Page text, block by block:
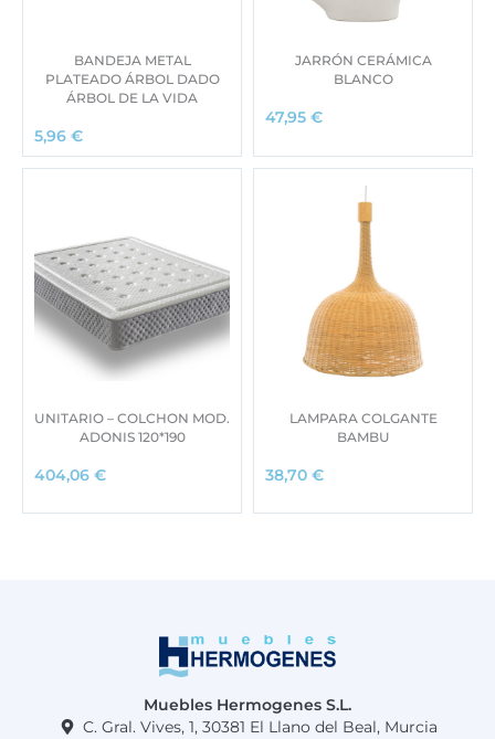
BANDEJA METAL
PLATEADO ÁRBOL DADO
ÁRBOL DE LA VIDA
5,96 €
JARRÓN CERÁMICA
BLANCO
47,95 €
UNITARIO – COLCHON MOD.
ADONIS 120*190
404,06 €
LAMPARA COLGANTE
BAMBU
38,70 €
Muebles Hermogenes S.L.
C. Gral. Vives, 1, 30381 El Llano del Beal, Murcia